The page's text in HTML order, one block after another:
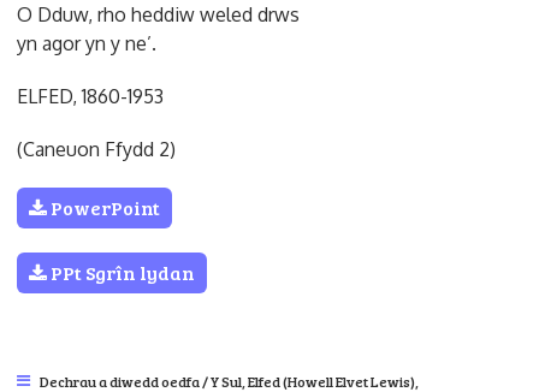
O Dduw, rho heddiw weled drws
yn agor yn y ne’.
ELFED, 1860-1953
(Caneuon Ffydd 2)
PowerPoint
PPt Sgrîn lydan
Dechrau a diwedd oedfa / Y Sul Elfed (Howell Elvet Lewis)